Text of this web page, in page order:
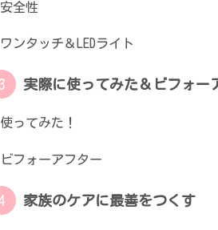
安全性
ワンタッチ＆LEDライト
実際に使ってみた＆ビフォー
使ってみた！
ビフォーアフター
家族のケアに最善をつくす